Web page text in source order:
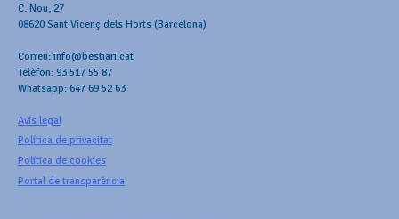
C. Nou, 27
08620 Sant Vicenç dels Horts (Barcelona)
Correu: info@bestiari.cat
Telèfon: 93 517 55 87
Whatsapp: 647 69 52 63
Avís legal
Política de privacitat
Política de cookies
Portal de transparència